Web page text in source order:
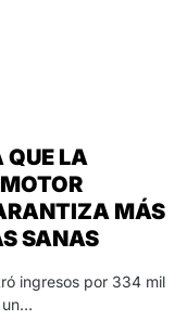
QUE LA
MÁS
SANAS
ingresos por 334 mil
un…